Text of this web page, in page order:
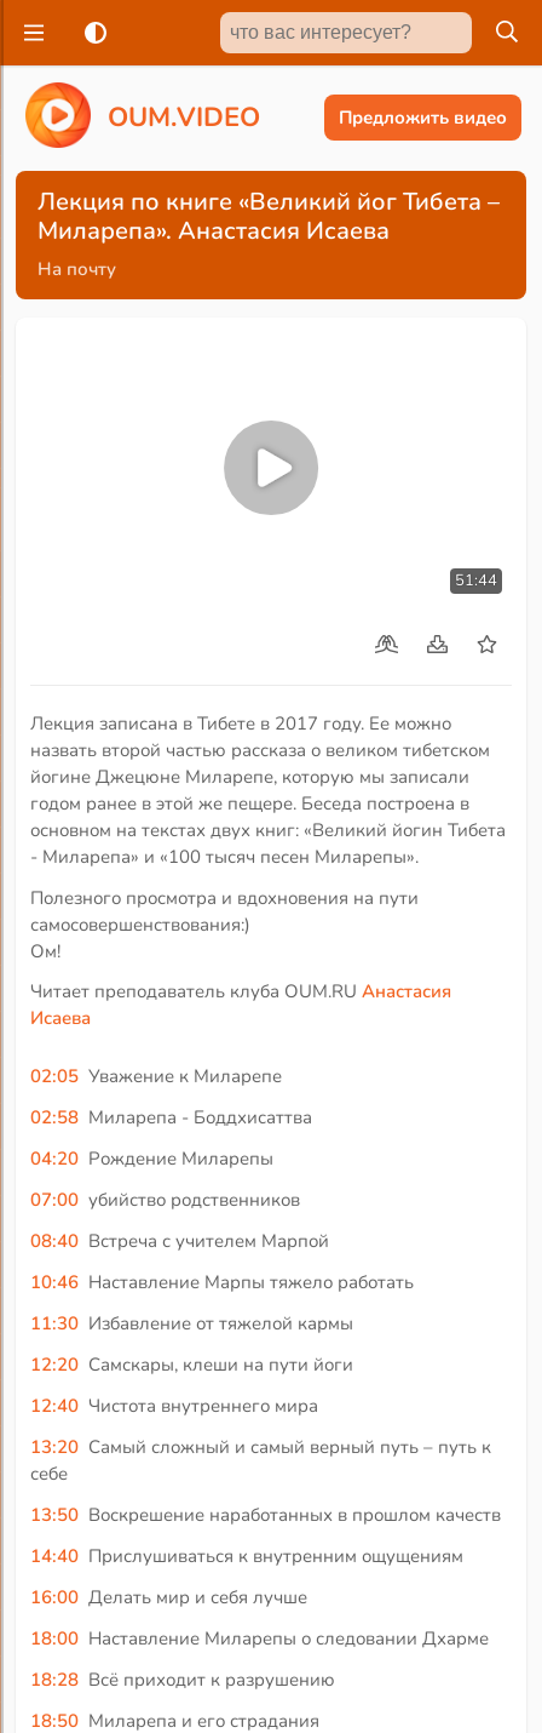
OUM.VIDEO Предложить видео
Лекция по книге «Великий йог Тибета –
Миларепа». Анастасия Исаева
На почту
51:44
Лекция записана в Тибете в 2017 году. Ее можно
назвать второй частью рассказа о великом тибетском
йогине Джецюне Миларепе, которую мы записали
годом ранее в этой же пещере. Беседа построена в
основном на текстах двух книг: «Великий йогин Тибета
- Миларепа» и «100 тысяч песен Миларепы».
Полезного просмотра и вдохновения на пути
самосовершенствования:)
Ом!
Читает преподаватель клуба OUM.RUАнастасия
Исаева
02:05 Уважение к Миларепе
02:58 Миларепа - Боддхисаттва
04:20 Рождение Миларепы
07:00 убийство родственников
08:40 Встреча с учителем Марпой
10:46 Наставление Марпы тяжело работать
11:30 Избавление от тяжелой кармы
12:20 Самскары, клеши на пути йоги
12:40 Чистота внутреннего мира
13:20 Самый сложный и самый верный путь – путь к
себе
13:50 Воскрешение наработанных в прошлом качеств
14:40 Прислушиваться к внутренним ощущениям
16:00 Делать мир и себя лучше
18:00 Наставление Миларепы о следовании Дхарме
18:28 Всё приходит к разрушению
18:50 Миларепа и его страдания